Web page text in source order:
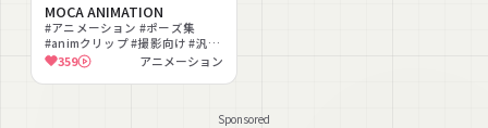
MOCA ANIMATION
#アニメーション #ポーズ集
#animクリップ #撮影向け #汎用
#モーション
359 アニメーション
Sponsored